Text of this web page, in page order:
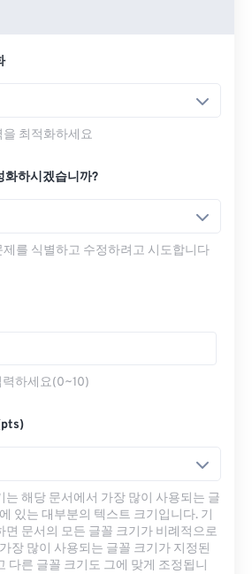
최적화하세요
화하시겠습니까?
를 식별하고 수정하려고 시도합니다
하세요(0~10)
는 해당 문서에서 가장 많이 사용되는 글
있는 대부분의 텍스트 크기입니다. 기
면 문서의 모든 글꼴 크기가 비례적으로
장 많이 사용되는 글꼴 크기가 지정된
다른 글꼴 크기도 그에 맞게 조정됩니